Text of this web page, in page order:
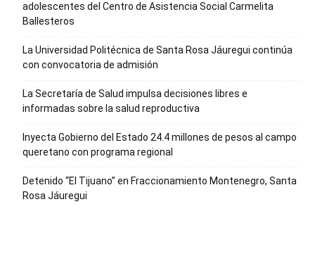
adolescentes del Centro de Asistencia Social Carmelita
Ballesteros
La Universidad Politécnica de Santa Rosa Jáuregui continúa
con convocatoria de admisión
La Secretaría de Salud impulsa decisiones libres e
informadas sobre la salud reproductiva
Inyecta Gobierno del Estado 24.4 millones de pesos al campo
queretano con programa regional
Detenido “El Tijuano” en Fraccionamiento Montenegro, Santa
Rosa Jáuregui